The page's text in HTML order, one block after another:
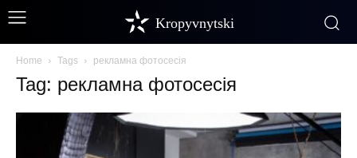
Kropyvnytski
Home Tags рекламна фотосесія
Tag: рекламна фотосесія